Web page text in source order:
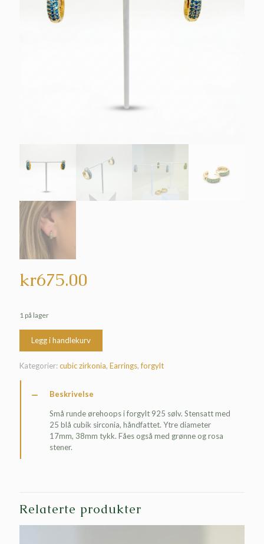
kr675.00
1 på lager
Legg i handlekurv
Kategorier:cubic zirkonia, Earrings,forgylt
Beskrivelse
Små runde ørehoops i forgylt 925 sølv. Stensatt med
25 blå cubik sirconia, håndfattet. Ytre diameter
17mm, 38mm tykk. Fåes også med grønne og rosa
stener.
Relaterte produkter